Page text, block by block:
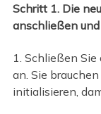
Schritt 1. Die
anschließen
1. Schließen
an. Sie
initialisieren,